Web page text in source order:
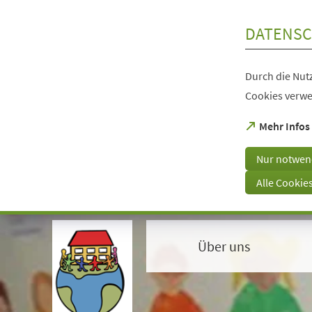
Visuelle
Assistenzsoftware
Tastatur
erreichbar
über
ALT
Durch die
Cookies
Mehr Infos
(Öffnet
einem
neuen
Tab)
Nur
Alle
Über uns